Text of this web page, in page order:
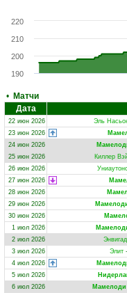
190
200
210
220
• Матчи
Дата
22 июн 2026
Эль
23 июн 2026
24 июн 2026
25 июн 2026
Киллер
26 июн 2026
27 июн 2026
28 июн 2026
29 июн 2026
30 июн 2026
1 июл 2026
2 июл 2026
3 июл 2026
Элит -
4 июл 2026
5 июл 2026
6 июл 2026
Мамелоди